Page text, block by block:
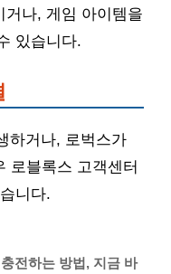
거나, 게임 아이템을
있습니다.
하거나, 로벅스가
로블록스 고객센터
니다.
전하는 방법, 지금 바